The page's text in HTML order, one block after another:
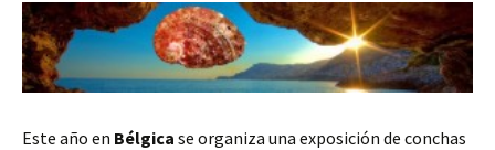
Este año en Bélgica se organiza una exposición de conchas